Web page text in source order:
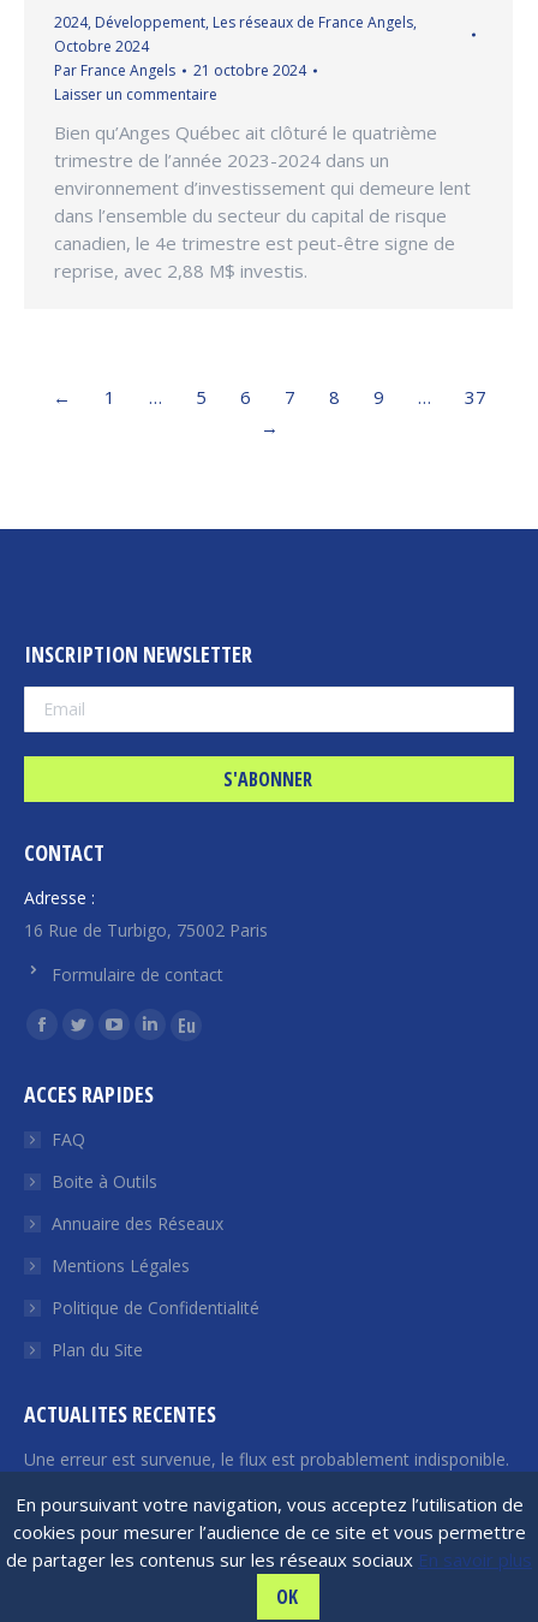
En poursuivant votre navigation, vous acceptez l’utilisation de
cookies pour mesurer l’audience de ce site et vous permettre
de partager les contenus sur les réseaux sociaux En savoir plus
OK
2024, Développement, Les réseaux de France Angels,
Octobre 2024
Par France Angels
21 octobre 2024
Laisser un commentaire
Bien qu’Anges Québec ait clôturé le quatrième
trimestre de l’année 2023-2024 dans un
environnement d’investissement qui demeure lent
dans l’ensemble du secteur du capital de risque
canadien, le 4e trimestre est peut-être signe de
reprise, avec 2,88 M$ investis.
← 1 … 5 6 7 8 9 …
37
→
INSCRIPTION NEWSLETTER
CONTACT
Adresse :
16 Rue de Turbigo, 75002 Paris
Formulaire de contact
Trouvez nous sur :
La
Facebook
s'ouvre
une
nouvelle
fenêtre
La
Twitter
s'ouvre
une
nouvelle
fenêtre
La
YouTube
une
nouvelle
fenêtre
La
LinkedIn
une
nouvelle
fenêtre
La
nouvelle
fenêtre
ACCES RAPIDES
FAQ
Boite à Outils
Annuaire des Réseaux
Mentions Légales
Politique de Confidentialité
Plan du Site
ACTUALITES RECENTES
Une erreur est survenue, le flux est probablement indisponible.
France Angels | 2026 © Tous droits réservés